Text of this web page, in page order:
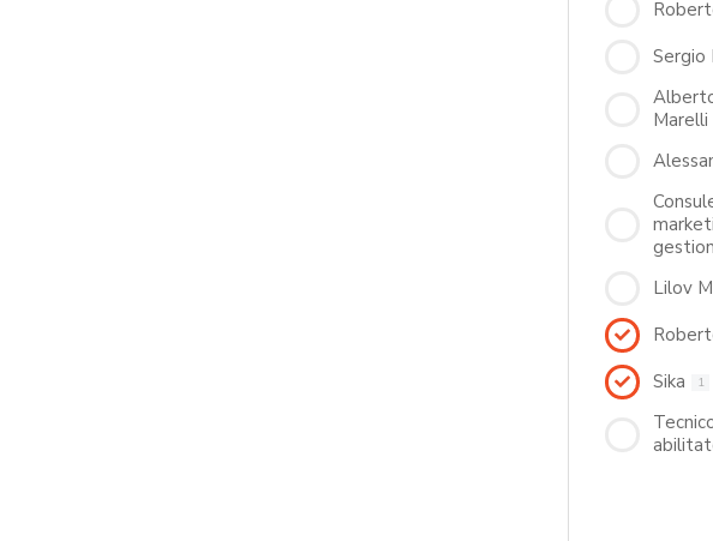
Sergio
Marelli
Lilov
Sika 1